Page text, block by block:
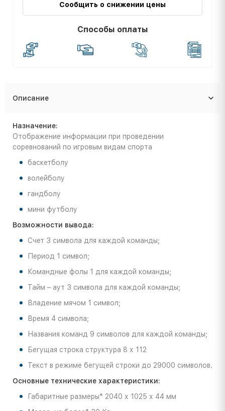
Сообщить о снижении цены
Способы оплаты
Описание
Назначение:
Отображение информации при проведении
соревнований по игровым видам спорта
баскетболу
волейболу
гандболу
мини футболу
Возможности вывода:
Счет 3 символа для каждой команды;
Период 1 символ;
Командные фолы 1 для каждой команды;
Тайм – аут 3 символа для каждой команды;
Владение мячом 1 символ;
Время 4 символа;
Названия команд 9 символов для каждой команды;
Бегущая строка структура 8 х 112
Текст в режиме бегущей строки до 29000 символов.
Основные технические характеристики:
Габаритные размеры* 2040 х 1025 х 44 мм